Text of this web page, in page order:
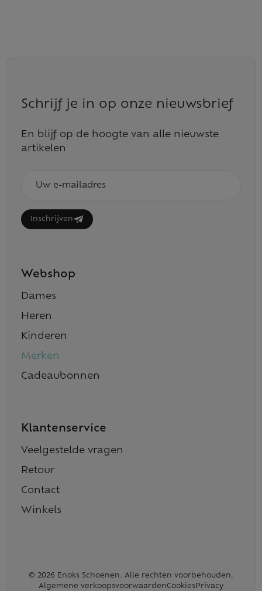
Schrijf je in op onze nieuwsbrief
En blijf op de hoogte van alle nieuwste
artikelen
mailadres
Inschrijven
Webshop
Dames
Heren
Kinderen
Merken
Cadeaubonnen
Klantenservice
Veelgestelde vragen
Retour
Contact
Winkels
© 2026 Enoks Schoenen. Alle rechten voorbehouden.
Algemene verkoopsvoorwaardenCookies Privacy